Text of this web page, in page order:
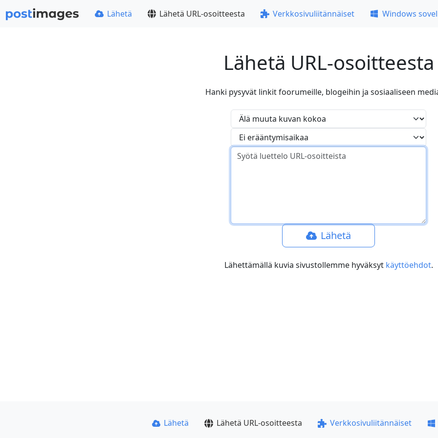
Lähetä Lähetä URL-osoitteesta Verkkosivuliitännäiset Windows
Lähetä URL-osoitteesta
Hanki pysyvät linkit foorumeille, blogeihin ja sosiaaliseen
Lähetä
Lähettämällä kuvia sivustollemme hyväksyt käyttöehdot.
Lähetä Lähetä URL-osoitteesta Verkkosivuliitännäiset